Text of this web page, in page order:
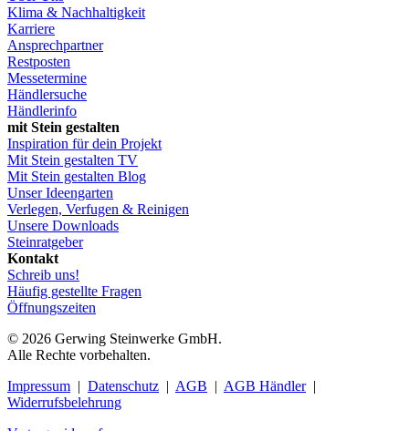
Klima & Nachhaltigkeit
Karriere
Ansprechpartner
Restposten
Messetermine
Händlersuche
Händlerinfo
mit Stein gestalten
Inspiration für dein Projekt
Mit Stein gestalten TV
Mit Stein gestalten Blog
Unser Ideengarten
Verlegen, Verfugen & Reinigen
Unsere Downloads
Steinratgeber
Kontakt
Schreib uns!
Häufig gestellte Fragen
Öffnungszeiten
© 2026 Gerwing Steinwerke GmbH.
Alle Rechte vorbehalten.
Impressum | Datenschutz | AGB | AGB Händler|
Widerrufsbelehrung